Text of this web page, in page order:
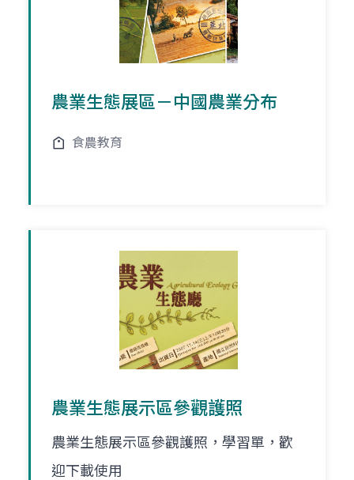
農業生態展區－中國農業分布
食農教育
農業生態展示區參觀護照
農業生態展示區參觀護照，學習單，歡
迎下載使用